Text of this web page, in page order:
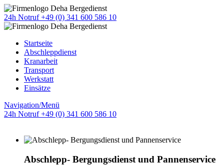
24h Notruf +49 (0) 341 600 586 10
Startseite
Abschleppdienst
Kranarbeit
Transport
Werkstatt
Einsätze
Navigation/Menü
24h Notruf +49 (0) 341 600 586 10
Abschlepp- Bergungsdienst und Pannenservice